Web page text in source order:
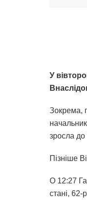
У
Зокрема,
зросла до
Пізніше
О 12:27
стані, 62-